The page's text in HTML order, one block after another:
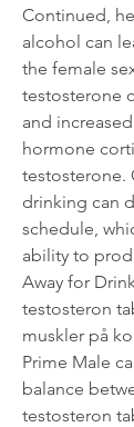
Continued,
alcohol can
the female
testosterone
and
hormone
testosterone.
drinking can
schedule,
ability to
Away for
testosteron
muskler på
Prime Male
balance
testosteron